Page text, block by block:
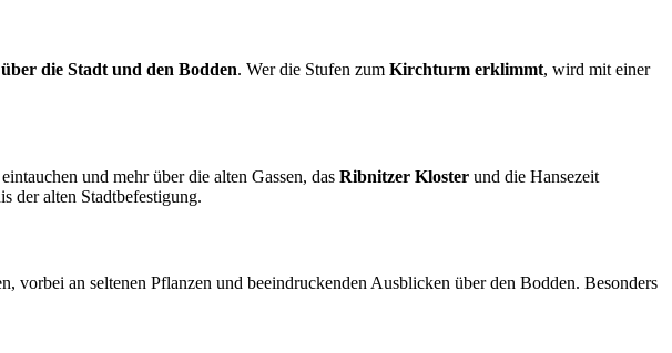
die Stadt und den Bodden. Wer die Stufen zum Kirchturm erklimmt, wird mit einer
und mehr über die alten Gassen, das Ribnitzer Kloster und die Hansezeit
der alten Stadtbefestigung.
vorbei an seltenen Pflanzen und beeindruckenden Ausblicken über den Bodden. Besonders